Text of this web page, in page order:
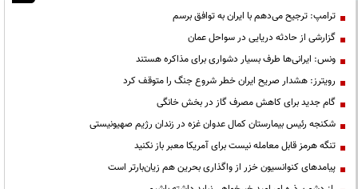
ترامپ: ترجیح می‌دهم با ایران به توافق برسم
گزارشی از حادثه دریایی در سواحل عمان
ونس: ایرانی‌ها طرف بسیار دشواری برای مذاکره هستند
رویترز: هشدار صریح ایران خطر شروع جنگ را متوقف کرد
گام جدید برای کاهش مصرف گاز در بخش خانگی
شکنجه رئیس بیمارستان کمال عدوان غزه در زندان رژیم صهیونیستی
تنگه هرمز قابل معامله نیست برای آمریکا معبر باز نکنید
پیامدهای کنوانسیون خزر از واگذاری بحرین هم زیان‌بارتر است